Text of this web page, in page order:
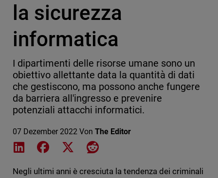
la sicurezza
informatica
I dipartimenti delle risorse umane sono un
obiettivo allettante data la quantità di dati
che gestiscono, ma possono anche fungere
da barriera all'ingresso e prevenire
potenziali attacchi informatici.
07 Dezember 2022 Von The Editor
Share on LinkedIn
Share on Facebook
Share on XShare on Reddit
Negli ultimi anni è cresciuta la tendenza dei criminali